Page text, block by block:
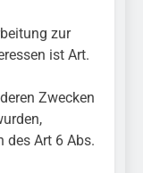
zur
ist Art.
Zwecken
des Art 6 Abs.